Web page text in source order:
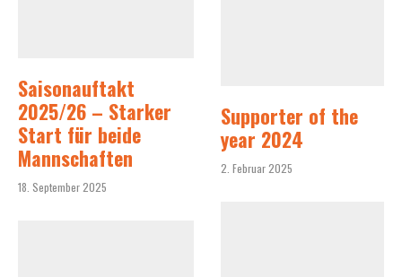
Saisonauftakt
2025/26 – Starker
Start für beide
Mannschaften
18. September 2025
Supporter of the
year 2024
2. Februar 2025